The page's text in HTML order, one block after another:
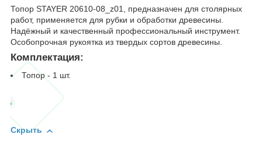
Топор STAYER 20610-08_z01, предназначен для столярных
работ, применяется для рубки и обработки древесины.
Надёжный и качественный профессиональный инструмент.
Особопрочная рукоятка из твердых сортов древесины.
Комплектация:
Топор - 1 шт.
Скрыть